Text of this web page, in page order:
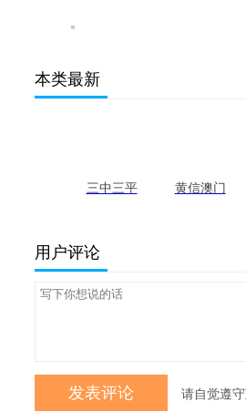
本类最新
三中三平
新版
黄信澳门
用户评论
请自觉遵